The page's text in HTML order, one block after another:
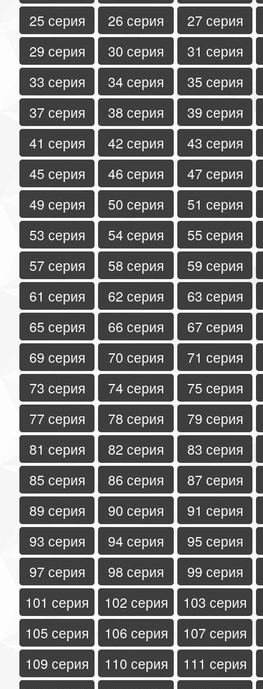
25 серия
26 серия
27 серия
29 серия
30 серия
31 серия
33 серия
34 серия
35 серия
37 серия
38 серия
39 серия
41 серия
42 серия
43 серия
45 серия
46 серия
47 серия
49 серия
50 серия
51 серия
53 серия
54 серия
55 серия
57 серия
58 серия
59 серия
61 серия
62 серия
63 серия
65 серия
66 серия
67 серия
69 серия
70 серия
71 серия
73 серия
74 серия
75 серия
77 серия
78 серия
79 серия
81 серия
82 серия
83 серия
85 серия
86 серия
87 серия
89 серия
90 серия
91 серия
93 серия
94 серия
95 серия
97 серия
98 серия 99 серия
101 серия
102 серия 103 серия
105 серия
106 серия 107 серия
109 серия
110 серия 111 серия